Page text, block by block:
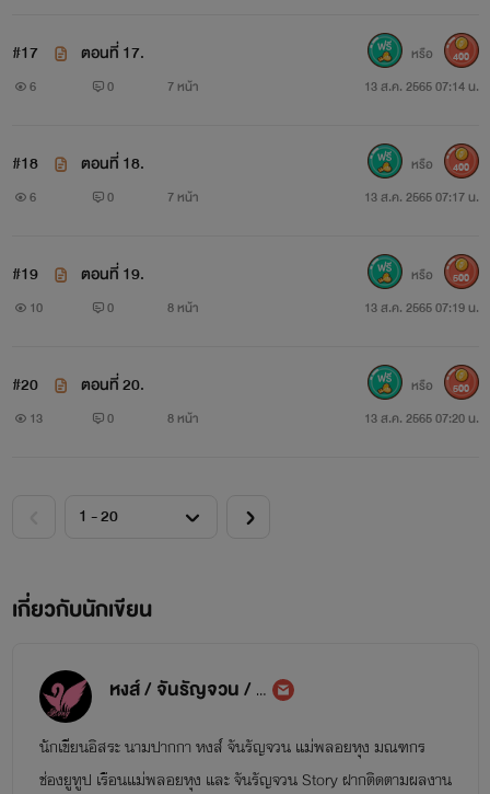
#17 ตอนที่ 17.
6 0 7 หน้า 13 ส.ค. 2565 07:14 น.
หรือ 400
#18 ตอนที่ 18.
6 0 7 หน้า 13 ส.ค. 2565 07:17 น.
หรือ 400
#19 ตอนที่ 19.
10 0 8 หน้า 13 ส.ค. 2565 07:19 น.
หรือ 500
#20 ตอนที่ 20.
13 0 8 หน้า 13 ส.ค. 2565 07:20 น.
หรือ 500
เกี่ยวกับนักเขียน
หงส์ / จันรัญจวน / แม่พลอยหุง
นักเขียนอิสระ นามปากกา หงส์ จันรัญจวน แม่พลอยหุง มณฑกร
ช่องยูทูป เรือนแม่พลอยหุง และ จันรัญจวน Story ฝากติดตามผลงาน